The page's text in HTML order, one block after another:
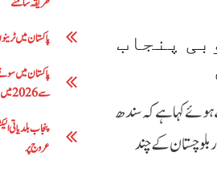
پنجاب
کہا ہے کہ سندھ
بلوچستان کے چند
پاکستان میں
سے 2026 میں 5 لاکھ 63 ہزار روپے تک
عروج پر